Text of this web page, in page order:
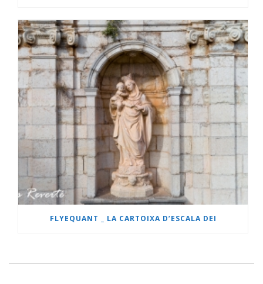
FLYEQUANT _ LA CARTOIXA D’ESCALA DEI